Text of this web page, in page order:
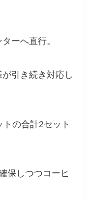
ーへ直行。
引き続き対応し
の合計2セット
保しつつコーヒ